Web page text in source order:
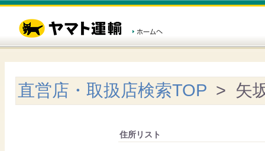
直営店・取扱店検索TOP > 矢
住所リスト